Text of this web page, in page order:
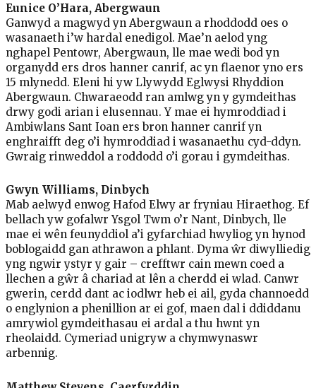
Eunice O’Hara, Abergwaun
Ganwyd a magwyd yn Abergwaun a rhoddodd oes o
wasanaeth i’w hardal enedigol. Mae’n aelod yng
nghapel Pentowr, Abergwaun, lle mae wedi bod yn
organydd ers dros hanner canrif, ac yn flaenor yno ers
15 mlynedd. Eleni hi yw Llywydd Eglwysi Rhyddion
Abergwaun. Chwaraeodd ran amlwg yn y gymdeithas
drwy godi arian i elusennau. Y mae ei hymroddiad i
Ambiwlans Sant Ioan ers bron hanner canrif yn
enghraifft deg o’i hymroddiad i wasanaethu cyd-ddyn.
Gwraig rinweddol a roddodd o’i gorau i gymdeithas.
Gwyn Williams, Dinbych
Mab aelwyd enwog Hafod Elwy ar fryniau Hiraethog. Ef
bellach yw gofalwr Ysgol Twm o’r Nant, Dinbych, lle
mae ei wên feunyddiol a’i gyfarchiad hwyliog yn hynod
boblogaidd gan athrawon a phlant. Dyma ŵr diwylliedig
yng ngwir ystyr y gair – crefftwr cain mewn coed a
llechen a gŵr â chariad at lên a cherdd ei wlad. Canwr
gwerin, cerdd dant ac iodlwr heb ei ail, gyda channoedd
o englynion a phenillion ar ei gof, maen dal i ddiddanu
amrywiol gymdeithasau ei ardal a thu hwnt yn
rheolaidd. Cymeriad unigryw a chymwynaswr
arbennig.